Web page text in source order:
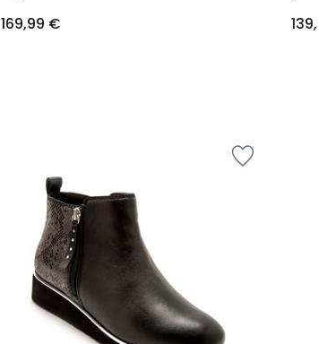
169,99 €